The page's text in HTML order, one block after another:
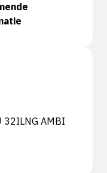
32ILNG AMBI